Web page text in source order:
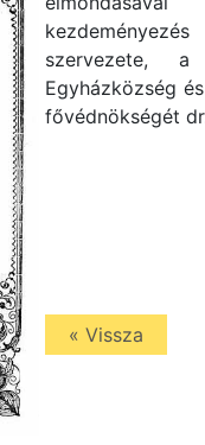
szervezete,
Egyházközség
fővédnökségét
« Vissza